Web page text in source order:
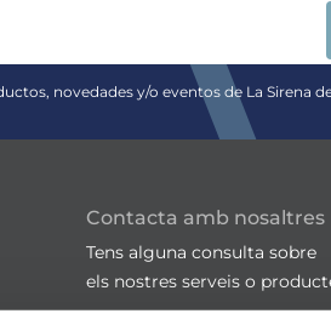
novedades y/o eventos de La Sirena
Contacta amb nosaltres
Tens alguna consulta sobre
els nostres serveis o